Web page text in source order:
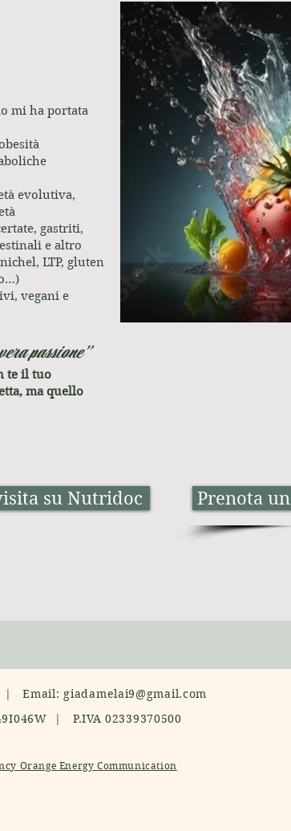
mi ha portata
evolutiva,
gastriti,
e altro
LTP, gluten
vegani e
passione”
te il tuo
ma quello
su Nutridoc Prenota
| Email: giadamelai9@gmail.com
| P.IVA 02339370500
Orange Energy Communication